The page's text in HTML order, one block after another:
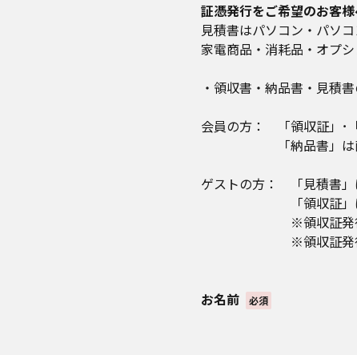
3．個人情報の利用目的
当社が取得する個人情
1．会員および利用者
3．申込みまたは契約
4．課金情報の管理お
6．キャンペーンや景
■本サービスに関して
ス、保証書発行、オン
■本サービス上、当社
1．商品・サービスの
進施策（キャンペーン
2．購入履歴や契約履
3. 注文の変更及びキ
証憑発行をご希望のお客
見積書はパソコン・パソ
家電商品・消耗品・オプ
・領収書・納品書・見積
会員の方： 「領収証」･
「納品書」は商品
ゲストの方： 「見積書」
「領収証」は、領収
※領収証発行メール
※領収証発行対象外
お名前 必須